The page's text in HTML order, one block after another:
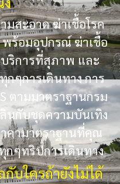
สะอาด ฆ่าเชื้อโรค
ร้อมอุปกรณ์ ฆ่าเชื้อ
ริการที่สุภาพ และ
ๆการเดินทาง การ
ตามมาตราฐานกรม
นกับชุดความบันเทิง
คามาตราฐานที่คุณ
กๆทริปการเดินทาง
บใครถ้ายังไม่ได้